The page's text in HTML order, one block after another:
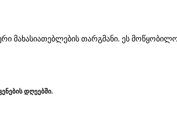
მახასიათებლების თარგმანი. ეს
დღეებში.